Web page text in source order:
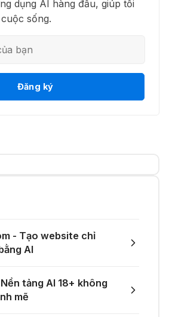
for Teachers – chương
phí dành cho giáo viên
2026
miễn phí tháng
Suno và Udio
2026
video thử đồ thời trang chỉ
prompt
AI - Trợ lý lập trình
việc
Studio - Xây dựng
AI: Tự động hóa thông
dụng AI hàng đầu, giúp tối
sống.
Đăng ký
- Tạo website chỉ
AI
tảng AI 18+ không
mẽ